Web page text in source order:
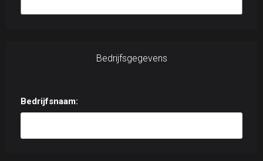
Bedrijfsgegevens
Bedrijfsnaam: